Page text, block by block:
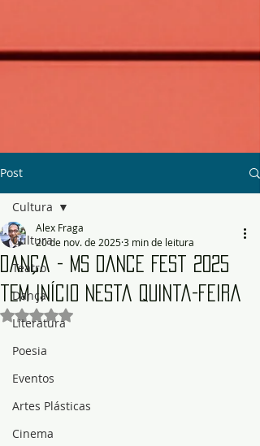
Post
Cultura
Teatro
Dança
Literatura
Poesia
Eventos
Artes Plásticas
Cinema
Cultura
Dança - MS Dance Fest 2025
tem início nesta quinta-feira
Alex Fraga
20 de nov. de 20253 min de leitura
Avaliado com NaN de 5 estrelas.